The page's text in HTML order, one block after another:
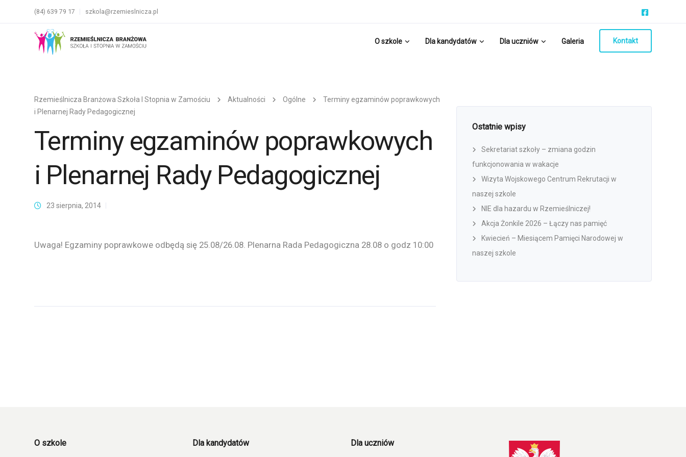
(84) 639 79 17 szkola@rzemieslnicza.pl
O szkole Dla kandydatów Dla uczniów Galeria Kontakt
Rzemieślnicza Branżowa Szkoła I Stopnia w Zamościu Aktualności Ogólne
Terminy egzaminów poprawkowych
i Plenarnej Rady Pedagogicznej
Terminy egzaminów poprawkowych
i Plenarnej Rady Pedagogicznej
23 sierpnia, 2014
Uwaga! Egzaminy poprawkowe odbędą się 25.08/26.08. Plenarna Rada Pedagogiczna 28.08 o godz 10:00
Ostatnie wpisy
Sekretariat szkoły – zmiana godzin
funkcjonowania w wakacje
Wizyta Wojskowego Centrum Rekrutacji w
naszej szkole
NIE dla hazardu w Rzemieślniczej!
Akcja Żonkile 2026 – Łączy nas pamięć
Kwiecień – Miesiącem Pamięci Narodowej w
naszej szkole
O szkole Dla kandydatów Dla uczniów